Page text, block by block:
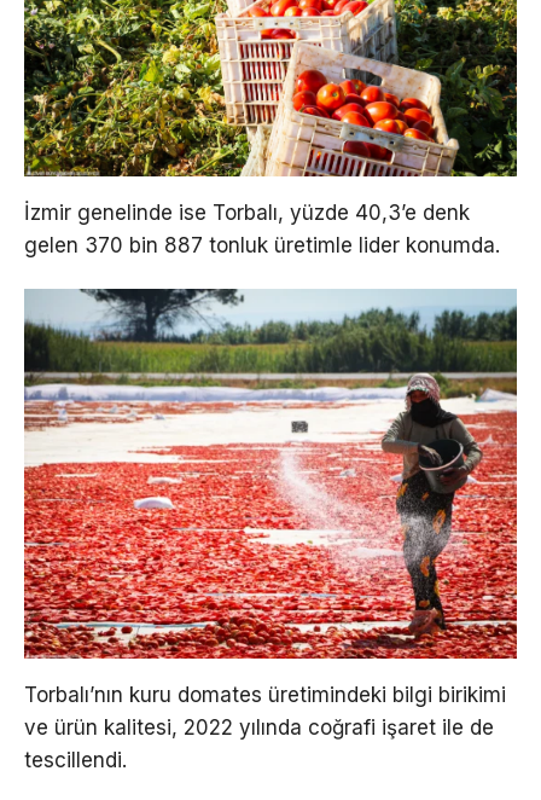
İzmir genelinde ise Torbalı, yüzde 40,3’e denk
gelen 370 bin 887 tonluk üretimle lider konumda.
Torbalı’nın kuru domates üretimindeki bilgi birikimi
ve ürün kalitesi, 2022 yılında coğrafi işaret ile de
tescillendi.